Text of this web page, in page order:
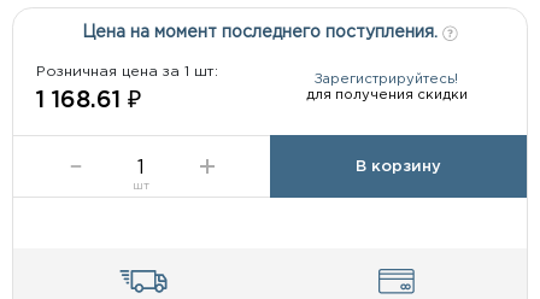
Цена на момент последнего поступления.
Розничная цена за 1 шт:
1 168.61 ₽
Зарегистрируйтесь!
для получения скидки
шт
В корзину